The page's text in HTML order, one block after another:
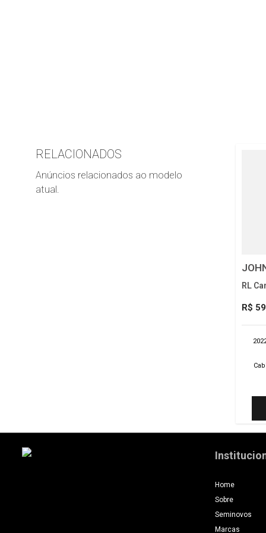
RELACIONADOS
Anúncios relacionados ao modelo
atual.
RL
R$
Home
Sobre
Seminovos
Marcas